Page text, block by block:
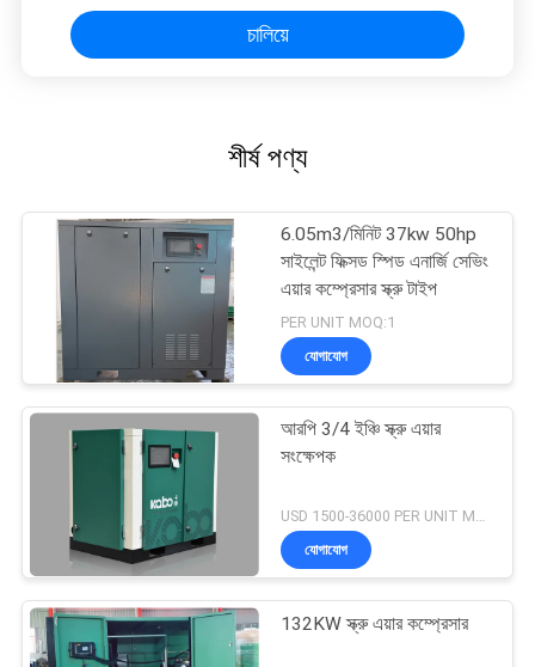
চালিয়ে
শীর্ষ পণ্য
6.05m3/মিনিট 37kw 50hp
সাইলেন্ট ফিক্সড স্পিড এনার্জি সেভিং
এয়ার কম্প্রেসার স্ক্রু টাইপ
PER UNIT MOQ:1
যোগাযোগ
আরপি 3/4 ইঞ্চি স্ক্রু এয়ার
সংক্ষেপক
USD 1500-36000 PER UNIT MOQ:1
যোগাযোগ
132KW স্ক্রু এয়ার কম্প্রেসার